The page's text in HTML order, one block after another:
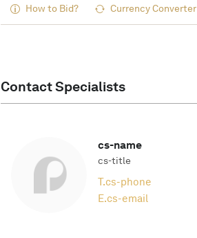
How to Bid? Currency Converter
Contact Specialists
cs-name
cs-title
T.cs-phone
E.cs-email